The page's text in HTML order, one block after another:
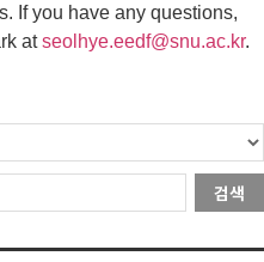
If you have any questions,
atseolhye.eedf@snu.ac.kr.
검색